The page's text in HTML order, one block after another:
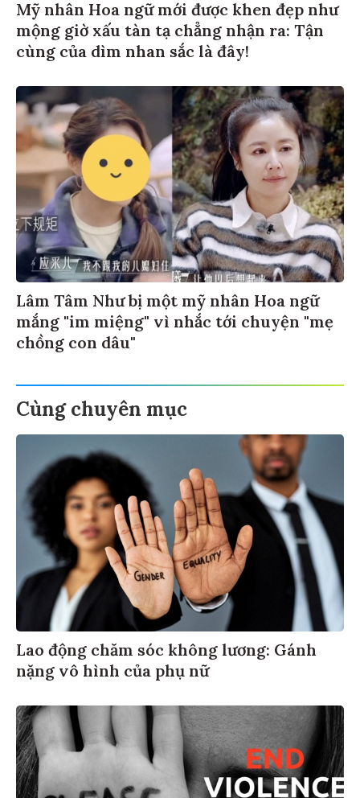
Mỹ nhân Hoa ngữ mới được khen đẹp như
mộng giờ xấu tàn tạ chẳng nhận ra: Tận
cùng của dìm nhan sắc là đây!
Lâm Tâm Như bị một mỹ nhân Hoa ngữ
mắng "im miệng" vì nhắc tới chuyện "mẹ
chồng con dâu"
Cùng chuyên mục
Lao động chăm sóc không lương: Gánh
nặng vô hình của phụ nữ